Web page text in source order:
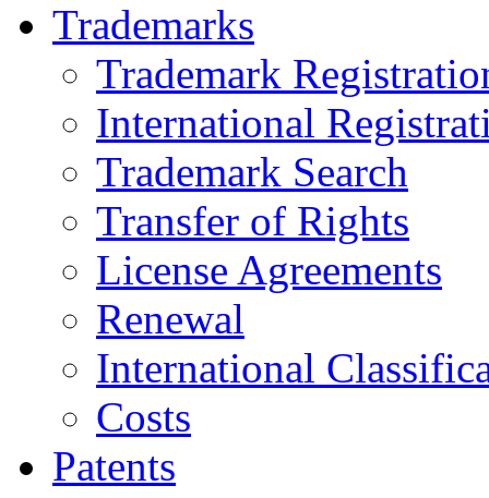
Trademarks
Trademark
International
Trademark Search
Transfer of Rights
License Agreements
Renewal
International
Costs
Patents